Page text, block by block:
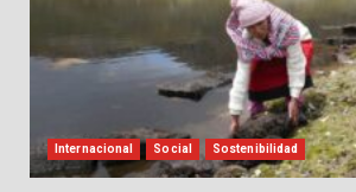
Internacional Social Sostenibilidad